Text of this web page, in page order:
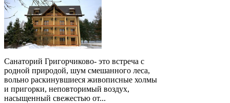
Санаторий Григорчиково- это встреча с
родной природой, шум смешанного леса,
вольно раскинувшиеся живописные холмы
и пригорки, неповторимый воздух,
насыщенный свежестью от...